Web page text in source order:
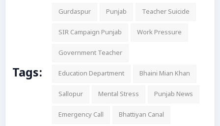
Tags:
Gurdaspur Punjab Teacher Suicide
SIR Campaign Punjab Work Pressure
Government Teacher
Education Department Bhaini Mian Khan
Sallopur Mental Stress Punjab News
Emergency Call Bhattiyan Canal